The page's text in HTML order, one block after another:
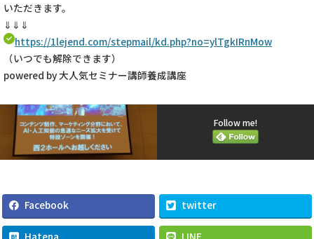
いただきます。
⇓⇓⇓
https://1lejend.com/stepmail/kd.php?no=ylTgkIRnMow
（いつでも解除できます）
powered by 大人気セミナー講師養成講座
Follow me!
Facebook twitter